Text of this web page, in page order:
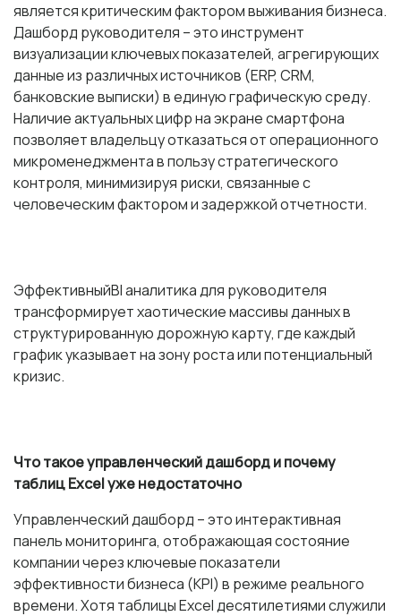
является критическим фактором выживания бизнеса.
Дашборд руководителя – это инструмент
визуализации ключевых показателей, агрегирующих
данные из различных источников (ERP, CRM,
банковские выписки) в единую графическую среду.
Наличие актуальных цифр на экране смартфона
позволяет владельцу отказаться от операционного
микроменеджмента в пользу стратегического
контроля, минимизируя риски, связанные с
человеческим фактором и задержкой отчетности.
ЭффективныйBI аналитика для руководителя
трансформирует хаотические массивы данных в
структурированную дорожную карту, где каждый
график указывает на зону роста или потенциальный
кризис.
Что такое управленческий дашборд и почему
таблиц Excel уже недостаточно
Управленческий дашборд – это интерактивная
панель мониторинга, отображающая состояние
компании черезключевые показатели
эффективности бизнеса (KPI) в режиме реального
времени. Хотя таблицы Excel десятилетиями служили